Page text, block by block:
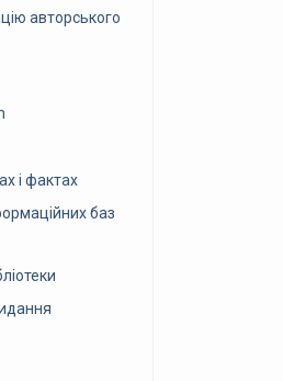
авторського
і фактах
баз